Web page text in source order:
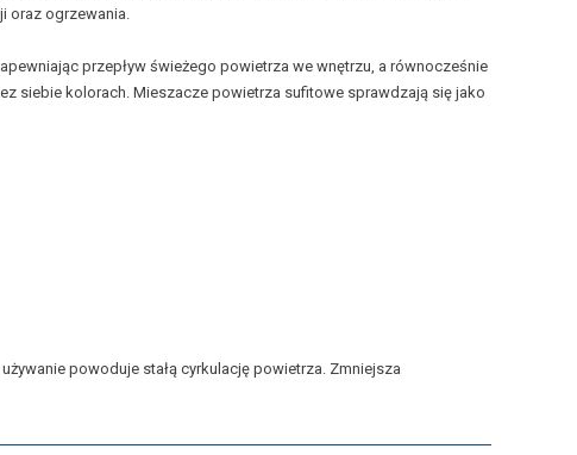
oraz ogrzewania.
przepływ świeżego powietrza we wnętrzu, a równocześnie
siebie kolorach. Mieszacze powietrza sufitowe sprawdzają się jako
powoduje stałą cyrkulację powietrza. Zmniejsza